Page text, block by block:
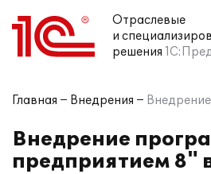
Отраслевые
и
решения
Главная Внедрения
Внедрение
предприятием 8"